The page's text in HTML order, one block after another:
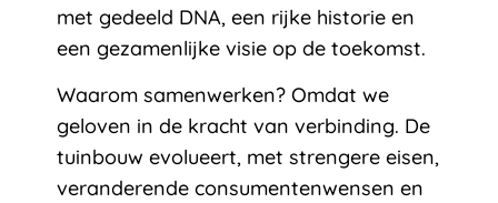
met gedeeld DNA, een rijke historie en
een gezamenlijke visie op de toekomst.
Waarom samenwerken? Omdat we
geloven in de kracht van verbinding. De
tuinbouw evolueert, met strengere eisen,
veranderende consumentenwensen en